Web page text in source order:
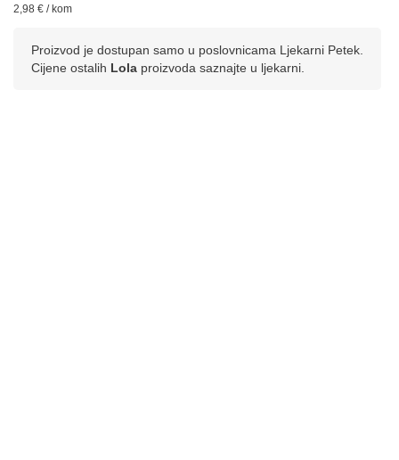
2,98 € / kom
Proizvod je dostupan samo u poslovnicama Ljekarni Petek.
Cijene ostalih Lola proizvoda saznajte u ljekarni.